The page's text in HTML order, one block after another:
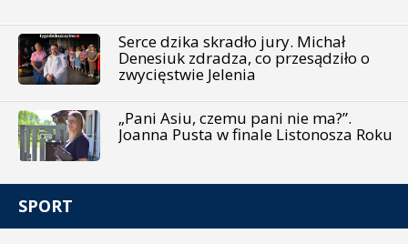
Serce dzika skradło jury. Michał
Denesiuk zdradza, co przesądziło o
zwycięstwie Jelenia
„Pani Asiu, czemu pani nie ma?”.
Joanna Pusta w finale Listonosza Roku
SPORT